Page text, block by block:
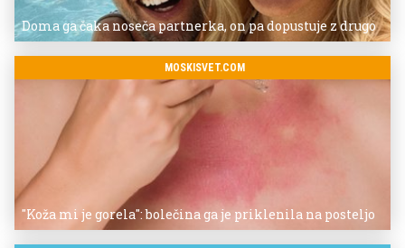
Doma ga čaka noseča partnerka, on pa dopustuje z drugo
MOSKISVET.COM
"Koža mi je gorela": bolečina ga je priklenila na posteljo